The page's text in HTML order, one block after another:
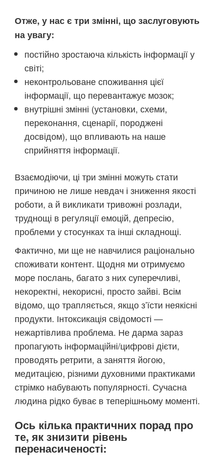
Отже, у нас є три змінні, що заслуговують
на увагу:
постійно зростаюча кількість інформації у
світі;
неконтрольоване споживання цієї
інформації, що перевантажує мозок;
внутрішні змінні (установки, схеми,
переконання, сценарії, породжені
досвідом), що впливають на наше
сприйняття інформації.
Взаємодіючи, ці три змінні можуть стати
причиною не лише невдач і зниження якості
роботи, а й викликати тривожні розлади,
труднощі в регуляції емоцій, депресію,
проблеми у стосунках та інші складнощі.
Фактично, ми ще не навчилися раціонально
споживати контент. Щодня ми отримуємо
море послань, багато з них суперечливі,
некоректні, некорисні, просто зайві. Всім
відомо, що трапляється, якщо з’їсти неякісні
продукти. Інтоксикація свідомості —
нежартівлива проблема. Не дарма зараз
пропагують інформаційні/цифрові дієти,
проводять ретрити, а заняття йогою,
медитацією, різними духовними практиками
стрімко набувають популярності. Сучасна
людина рідко буває в теперішньому моменті.
Ось кілька практичних порад про
те, як знизити рівень
перенасиченості: